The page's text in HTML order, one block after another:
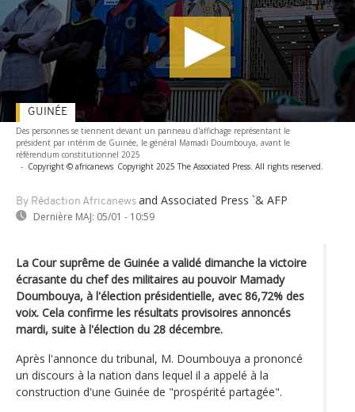
Des personnes se tiennent devant un panneau d'affichage représentant le
président par intérim de Guinée, le général Mamadi Doumbouya, avant le
référendum constitutionnel 2025
- Copyright © africanews Copyright 2025 The Associated Press. All rights reserved.
By Rédaction Africanews and Associated Press `& AFP
Dernière MAJ: 05/01 - 10:59
GUINÉE
La Cour suprême de Guinée a validé dimanche la victoire
écrasante du chef des militaires au pouvoir Mamady
Doumbouya, à l'élection présidentielle, avec 86,72% des
voix. Cela confirme les résultats provisoires annoncés
mardi, suite à l'élection du 28 décembre.
Après l'annonce du tribunal, M. Doumbouya a prononcé
un discours à la nation dans lequel il a appelé à la
construction d'une Guinée de "prospérité partagée".